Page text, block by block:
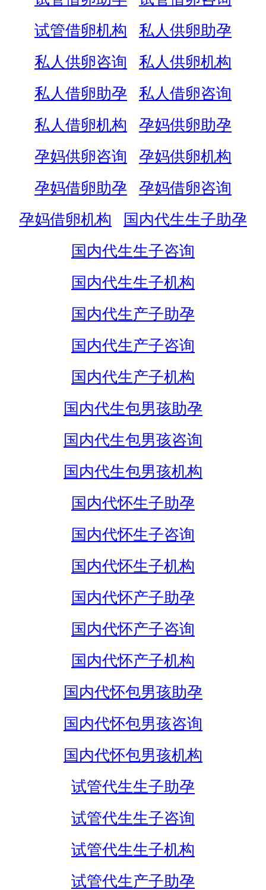
试管借卵机构
私人供卵助孕
私人供卵咨询
私人供卵机构
私人借卵助孕
私人借卵咨询
私人借卵机构
孕妈供卵助孕
孕妈供卵咨询
孕妈供卵机构
孕妈借卵助孕
孕妈借卵咨询
孕妈借卵机构
国内代生生子助孕
国内代生生子咨询
国内代生生子机构
国内代生产子助孕
国内代生产子咨询
国内代生产子机构
国内代生包男孩助孕
国内代生包男孩咨询
国内代生包男孩机构
国内代怀生子助孕
国内代怀生子咨询
国内代怀生子机构
国内代怀产子助孕
国内代怀产子咨询
国内代怀产子机构
国内代怀包男孩助孕
国内代怀包男孩咨询
国内代怀包男孩机构
试管代生生子助孕
试管代生生子咨询
试管代生生子机构
试管代生产子助孕